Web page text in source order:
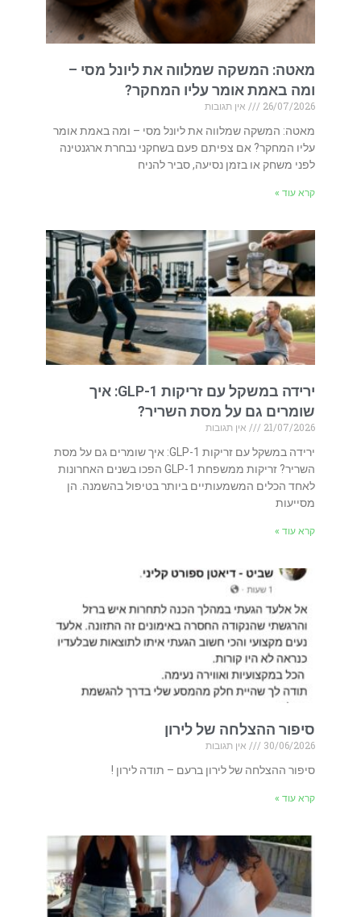
מאטה: המשקה שמלווה את ליונל מסי –
ומה באמת אומר עליו המחקר?
26/07/2026
אין תגובות
מאטה: המשקה שמלווה את ליונל מסי – ומה באמת אומר
עליו המחקר? אם צפיתם פעם בשחקני נבחרת ארגנטינה
לפני משחק או בזמן נסיעה, סביר להניח
קרא עוד »
ירידה במשקל עם זריקות GLP-1: איך
שומרים גם על מסת השריר?
21/07/2026
אין תגובות
ירידה במשקל עם זריקות GLP-1: איך שומרים גם על מסת
השריר? זריקות ממשפחת GLP-1 הפכו בשנים האחרונות
לאחד הכלים המשמעותיים ביותר בטיפול בהשמנה. הן
מסייעות
קרא עוד »
סיפור ההצלחה של לירון
30/06/2026
אין תגובות
סיפור ההצלחה של לירון ברעם – תודה לירון !
קרא עוד »